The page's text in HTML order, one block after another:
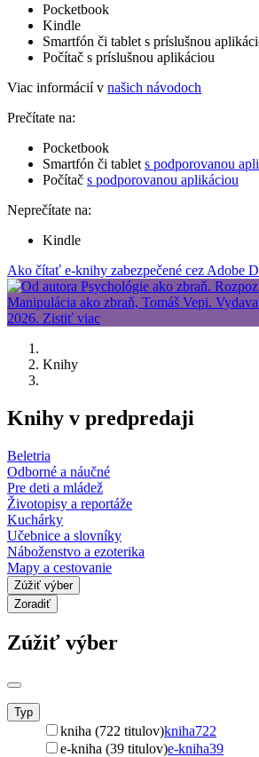
Pocketbook
Kindle
Smartfón či tablet s príslušnou
Počítač s príslušnou aplikáciou
Viac informácií v našich návodoch
Prečítate na:
Pocketbook
Smartfón či tablet s podporovanou
Počítač s podporovanou aplikáciou
Neprečítate na:
Kindle
Ako čítať e-knihy zabezpečené cez Adobe
Knihy
Knihy v predpredaji
Beletria
Odborné a náučné
Pre deti a mládež
Životopisy a reportáže
Kuchárky
Učebnice a slovníky
Náboženstvo a ezoterika
Mapy a cestovanie
Zúžiť výber
Zoradiť
Zúžiť výber
Typ
kniha (722 titulov)kniha722
e-kniha (39 titulov)e-kniha39